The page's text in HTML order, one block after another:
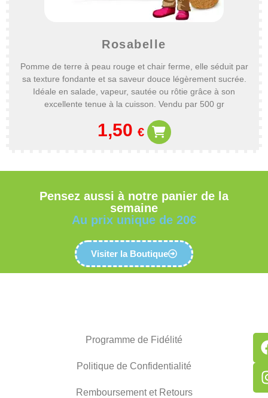
Rosabelle
Pomme de terre à peau rouge et chair ferme, elle séduit par
sa texture fondante et sa saveur douce légèrement sucrée.
Idéale en salade, vapeur, sautée ou rôtie grâce à son
excellente tenue à la cuisson. Vendu par 500 gr
1,50 €
Pensez aussi à notre panier de la
semaine
Au prix unique de 20€
Visiter la Boutique
Programme de Fidélité
Politique de Confidentialité
Remboursement et Retours